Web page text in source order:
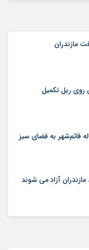
مازندران
روی ریل تکمیل
قائم‌شهر به فضای سبز